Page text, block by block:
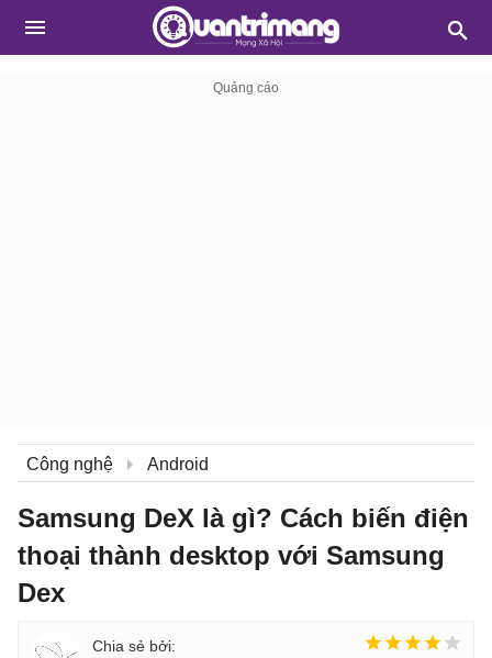
Công nghệ Android
Samsung DeX là gì? Cách biến điện
thoại thành desktop với Samsung
Dex